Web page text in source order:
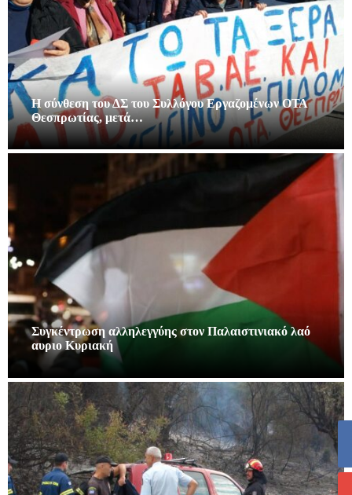
Η σύνθεση του ΔΣ του Συλλόγου Εργαζομένων ΟΤΑ
Θεσπρωτίας, μετά…
Συγκέντρωση αλληλεγγύης στον Παλαιστινιακό λαό
αυριο Κυριακή